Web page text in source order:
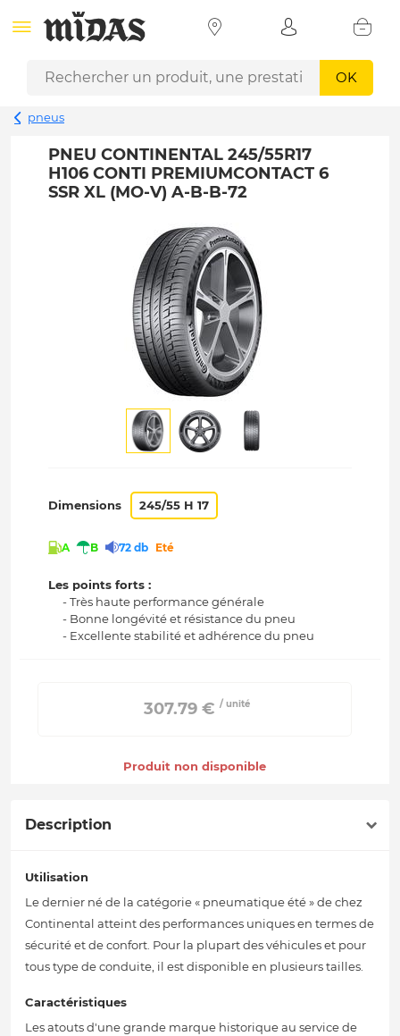
OK
pneus
PNEU CONTINENTAL 245/55R17
H106 CONTI PREMIUMCONTACT 6
SSR XL (MO-V) A-B-B-72
Dimensions 245/55 H 17
A B 72 db Eté
Les points forts :
- Très haute performance générale
- Bonne longévité et résistance du pneu
- Excellente stabilité et adhérence du pneu
307.79 € / unité
Produit non disponible
Description
Utilisation
Le dernier né de la catégorie « pneumatique été » de chez
Continental atteint des performances uniques en termes de
sécurité et de confort. Pour la plupart des véhicules et pour
tous type de conduite, il est disponible en plusieurs tailles.
Caractéristiques
Les atouts d'une grande marque historique au service de